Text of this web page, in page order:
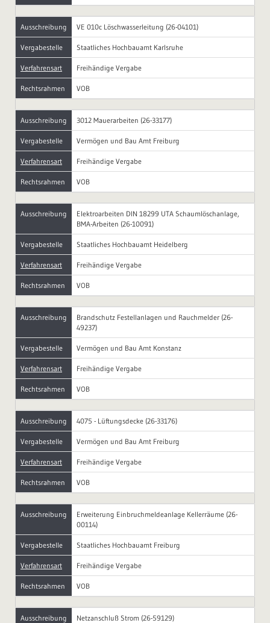
Ausschreibung VE 010c Löschwasserleitung (26-04101)
Vergabestelle Staatliches Hochbauamt Karlsruhe
Verfahrensart Freihändige Vergabe
Rechtsrahmen VOB
Ausschreibung 3012 Mauerarbeiten (26-33177)
Vergabestelle Vermögen und Bau Amt Freiburg
Verfahrensart Freihändige Vergabe
Rechtsrahmen VOB
Ausschreibung
Elektroarbeiten DIN 18299 UTA Schaumlöschanlage,
BMA-Arbeiten (26-10091)
Vergabestelle Staatliches Hochbauamt Heidelberg
Verfahrensart Freihändige Vergabe
Rechtsrahmen VOB
Ausschreibung
Brandschutz Festellanlagen und Rauchmelder (26-
49237)
Vergabestelle Vermögen und Bau Amt Konstanz
Verfahrensart Freihändige Vergabe
Rechtsrahmen VOB
Ausschreibung 4075 - Lüftungsdecke (26-33176)
Vergabestelle Vermögen und Bau Amt Freiburg
Verfahrensart Freihändige Vergabe
Rechtsrahmen VOB
Ausschreibung
Erweiterung Einbruchmeldeanlage Kellerräume (26-
00114)
Vergabestelle Staatliches Hochbauamt Freiburg
Verfahrensart Freihändige Vergabe
Rechtsrahmen VOB
Ausschreibung Netzanschluß Strom (26-59129)